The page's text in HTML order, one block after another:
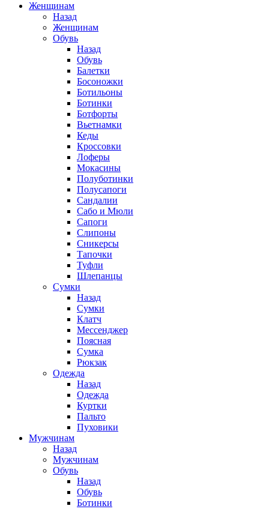
Женщинам
Назад
Женщинам
Обувь
Назад
Обувь
Балетки
Босоножки
Ботильоны
Ботинки
Ботфорты
Вьетнамки
Кеды
Кроссовки
Лоферы
Мокасины
Полуботинки
Полусапоги
Сандалии
Сабо и Мюли
Сапоги
Слипоны
Сникерсы
Тапочки
Туфли
Шлепанцы
Cумки
Назад
Cумки
Клатч
Мессенджер
Поясная
Сумка
Рюкзак
Одежда
Назад
Одежда
Куртки
Пальто
Пуховики
Мужчинам
Назад
Мужчинам
Обувь
Назад
Обувь
Ботинки